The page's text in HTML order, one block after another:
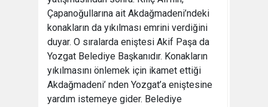
Çapanoğullarına ait Akdağmadeni’ndeki
konakların da yıkılması emrini verdiğini
duyar. O sıralarda eniştesi Akif Paşa da
Yozgat Belediye Başkanıdır. Konakların
yıkılmasını önlemek için ikamet ettiği
Akdağmadeni’ nden Yozgat’a eniştesine
yardım istemeye gider. Belediye